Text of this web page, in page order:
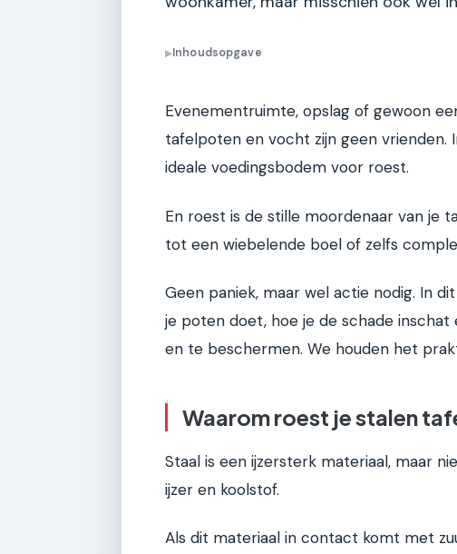
▶Inhoudsopgave
Evenementruimte, opslag of gewoon
tafelpoten en vocht zijn geen vrienden.
ideale voedingsbodem voor roest.
En roest is de stille moordenaar van je
tot een wiebelende boel of zelfs
Geen paniek, maar wel actie nodig. In
je poten doet, hoe je de schade
en te beschermen. We houden het
Waarom roest je stalen
Staal is een ijzersterk materiaal, maar
ijzer en koolstof.
Als dit materiaal in contact komt met